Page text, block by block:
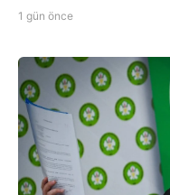
1 gün önce